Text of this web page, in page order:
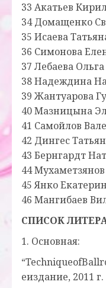
33 Акатьев
34 Домащенко
35 Исаева
36 Симонова
37 Лебаева
38 Надеждина
39 Жантуарова
40 Мазницына
41 Самойлов
42 Дингес
43 Бернгардт
44
45 Янко
46 Мангибаев
СПИСОК
1. Основная:
еиздание, 2011 г.